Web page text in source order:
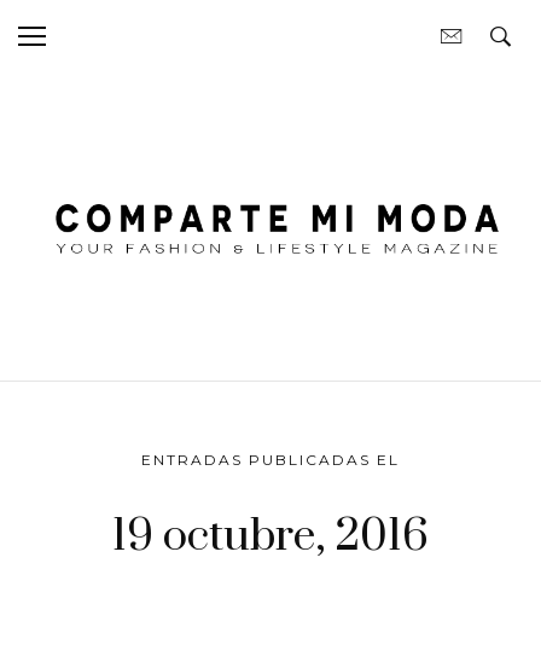
ENTRADAS PUBLICADAS EL
19 octubre, 2016